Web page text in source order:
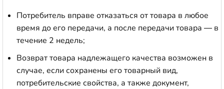
Потребитель вправе отказаться от товара в любое
время до его передачи, а после передачи товара — в
течение 2 недель;
Возврат товара надлежащего качества возможен в
случае, если сохранены его товарный вид,
потребительские свойства, а также документ,